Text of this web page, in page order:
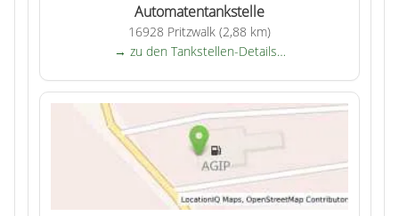
Automatentankstelle
16928 Pritzwalk (2,88 km)
→ zu den Tankstellen-Details…